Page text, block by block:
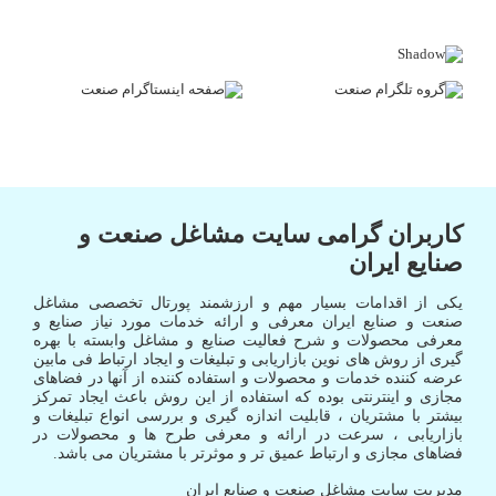
کاربران گرامی سایت مشاغل صنعت و
صنایع ایران
یکی از اقدامات بسیار مهم و ارزشمند پورتال تخصصی مشاغل
صنعت و صنایع ایران معرفی و ارائه خدمات مورد نیاز صنایع و
معرفی محصولات و شرح فعالیت صنایع و مشاغل وابسته با بهره
گیری از روش های نوین بازاریابی و تبلیغات و ایجاد ارتباط فی مابین
عرضه کننده خدمات و محصولات و استفاده کننده از آنها در فضاهای
مجازی و اینترنتی بوده که استفاده از این روش باعث ایجاد تمرکز
بیشتر با مشتریان ، قابلیت اندازه گیری و بررسی انواع تبلیغات و
بازاریابی ، سرعت در ارائه و معرفی طرح ها و محصولات در
فضاهای مجازی و ارتباط عمیق تر و موثرتر با مشتریان می باشد.
مدیریت سایت مشاغل صنعت و صنایع ایران